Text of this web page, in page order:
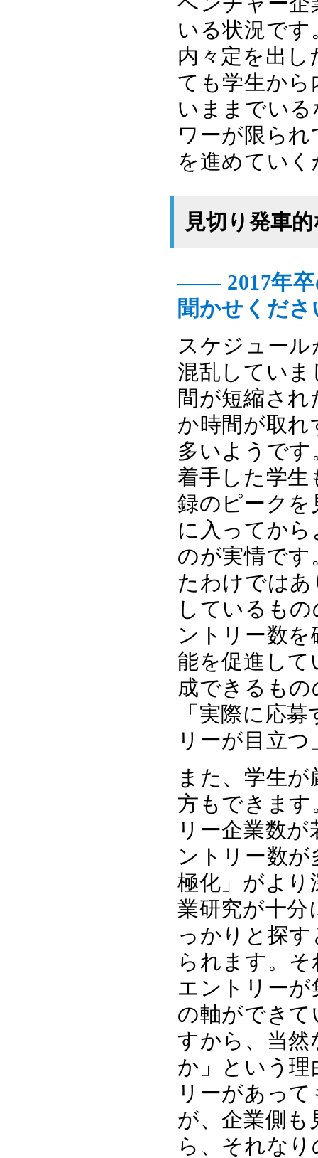
いる状況で
内々定を出
ても学生か
いままでい
ワーが限ら
を進めてい
見切り発車
―― 2017年卒
聞かせくださ
スケジュー
混乱していま
間が短縮さ
か時間が取
多いようで
着手した学生
録のピークを
に入ってか
のが実情で
たわけでは
しているも
ントリー数
能を促進して
成できるも
「実際に応
リーが目立
また、学生
方もできま
リー企業数
ントリー数
極化」がより
業研究が十分
っかりと探
られます。
エントリー
の軸ができ
すから、当然
か」という
リーがあっ
が、企業側も
ら、それな